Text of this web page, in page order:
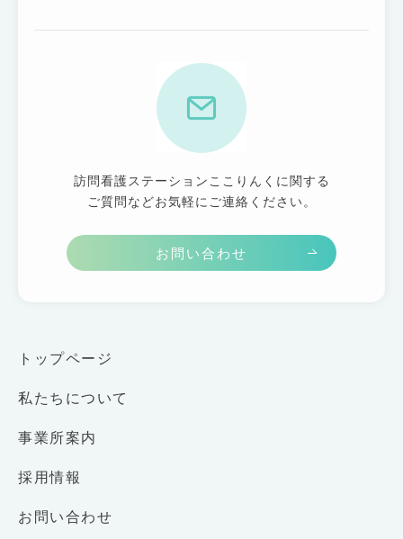
訪問看護ステーションここりんくに関する
ご質問などお気軽にご連絡ください。
お問い合わせ
トップページ
私たちについて
事業所案内
採用情報
お問い合わせ